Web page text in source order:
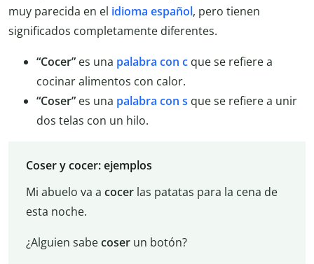
muy parecida en el idioma español, pero tienen
significados completamente diferentes.
“Cocer” es una palabra con c que se refiere a
cocinar alimentos con calor.
“Coser” es una palabra con s que se refiere a unir
dos telas con un hilo.
Coser y cocer: ejemplos
Mi abuelo va a cocerlas patatas para la cena de
esta noche.
¿Alguien sabecoserun botón?